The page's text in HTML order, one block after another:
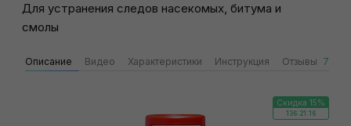
Для устранения следов насекомых, битума и
смолы
Описание Видео Характеристики Инструкция Отзывы 7
Скидка 15%
136:21:15